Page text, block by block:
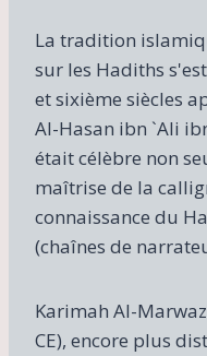
La tradition
sur les Hadiths
et sixième siècles
Al-Hasan ibn `Ali
était célèbre non
maîtrise de la
connaissance du
(chaînes de
Karimah Al-
CE), encore plus